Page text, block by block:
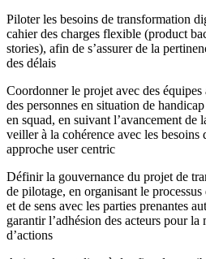
Piloter les besoins de transformation
cahier des charges flexible (product
stories), afin de s’assurer de la
des délais
Coordonner le projet avec des
des personnes en situation de
en squad, en suivant l’avancement
veiller à la cohérence avec les besoins
approche user centric
Définir la gouvernance du projet de
de pilotage, en organisant le
et de sens avec les parties prenantes
garantir l’adhésion des acteurs pour
d’actions